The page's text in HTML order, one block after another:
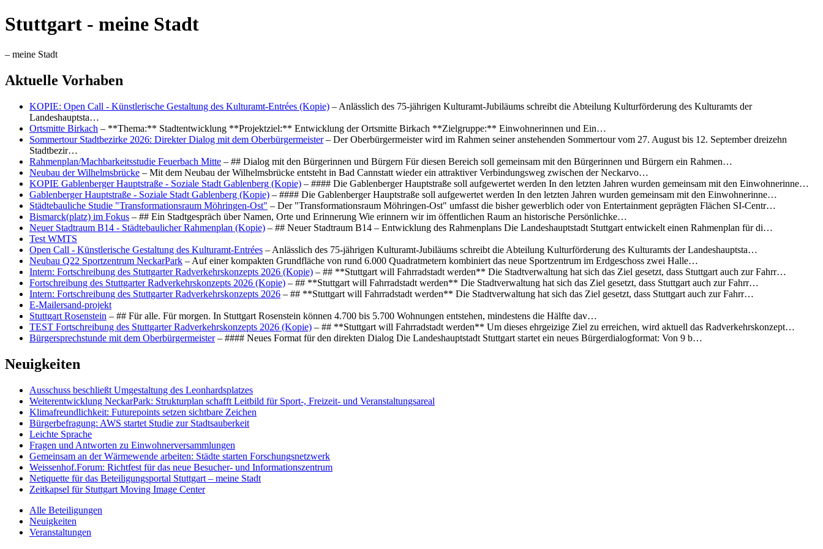
Stuttgart - meine Stadt
– meine Stadt
Aktuelle Vorhaben
KOPIE: Open Call - Künstlerische Gestaltung des Kulturamt-Entrées (Kopie) – Anlässlich des 75-jährigen Kulturamt-Jubiläums schreibt die Abteilung Kulturförderung des Kulturamts der
Landeshauptsta…
Ortsmitte Birkach – **Thema:** Stadtentwicklung **Projektziel:** Entwicklung der Ortsmitte Birkach **Zielgruppe:** Einwohnerinnen und Ein…
Sommertour Stadtbezirke 2026: Direkter Dialog mit dem Oberbürgermeister– Der Oberbürgermeister wird im Rahmen seiner anstehenden Sommertour vom 27. August bis 12. September dreizehn
Stadtbezir…
Rahmenplan/Machbarkeitsstudie Feuerbach Mitte – ## Dialog mit den Bürgerinnen und Bürgern Für diesen Bereich soll gemeinsam mit den Bürgerinnen und Bürgern ein Rahmen…
Neubau der Wilhelmsbrücke – Mit dem Neubau der Wilhelmsbrücke entsteht in Bad Cannstatt wieder ein attraktiver Verbindungsweg zwischen der Neckarvo…
KOPIE Gablenberger Hauptstraße - Soziale Stadt Gablenberg (Kopie) – #### Die Gablenberger Hauptstraße soll aufgewertet werden In den letzten Jahren wurden gemeinsam mit den Einwohnerinne…
Gablenberger Hauptstraße - Soziale Stadt Gablenberg (Kopie) – #### Die Gablenberger Hauptstraße soll aufgewertet werden In den letzten Jahren wurden gemeinsam mit den Einwohnerinne…
Städtebauliche Studie "Transformationsraum Möhringen-Ost" – Der "Transformationsraum Möhringen-Ost" umfasst die bisher gewerblich oder von Entertainment geprägten Flächen SI-Centr…
Bismarck(platz) im Fokus – ## Ein Stadtgespräch über Namen, Orte und Erinnerung Wie erinnern wir im öffentlichen Raum an historische Persönlichke…
Neuer Stadtraum B14 - Städtebaulicher Rahmenplan (Kopie) – ## Neuer Stadtraum B14 – Entwicklung des Rahmenplans Die Landeshauptstadt Stuttgart entwickelt einen Rahmenplan für di…
Test WMTS
Open Call - Künstlerische Gestaltung des Kulturamt-Entrées – Anlässlich des 75-jährigen Kulturamt-Jubiläums schreibt die Abteilung Kulturförderung des Kulturamts der Landeshauptsta…
Neubau Q22 Sportzentrum NeckarPark – Auf einer kompakten Grundfläche von rund 6.000 Quadratmetern kombiniert das neue Sportzentrum im Erdgeschoss zwei Halle…
Intern: Fortschreibung des Stuttgarter Radverkehrskonzepts 2026 (Kopie) – ## **Stuttgart will Fahrradstadt werden** Die Stadtverwaltung hat sich das Ziel gesetzt, dass Stuttgart auch zur Fahrr…
Fortschreibung des Stuttgarter Radverkehrskonzepts 2026 (Kopie) – ## **Stuttgart will Fahrradstadt werden** Die Stadtverwaltung hat sich das Ziel gesetzt, dass Stuttgart auch zur Fahrr…
Intern: Fortschreibung des Stuttgarter Radverkehrskonzepts 2026 – ## **Stuttgart will Fahrradstadt werden** Die Stadtverwaltung hat sich das Ziel gesetzt, dass Stuttgart auch zur Fahrr…
E-Mailersand-projekt
Stuttgart Rosenstein – ## Für alle. Für morgen. In Stuttgart Rosenstein können 4.700 bis 5.700 Wohnungen entstehen, mindestens die Hälfte dav…
TEST Fortschreibung des Stuttgarter Radverkehrskonzepts 2026 (Kopie) – ## **Stuttgart will Fahrradstadt werden** Um dieses ehrgeizige Ziel zu erreichen, wird aktuell das Radverkehrskonzept…
Bürgersprechstunde mit dem Oberbürgermeister– #### Neues Format für den direkten Dialog Die Landeshauptstadt Stuttgart startet ein neues Bürgerdialogformat: Von 9 b…
Neuigkeiten
Ausschuss beschließt Umgestaltung des Leonhards­platzes
Weiterentwicklung NeckarPark: Strukturplan schafft Leitbild für Sport-, Freizeit- und Veranstaltungsareal
Klimafreundlichkeit: Futurepoints setzen sichtbare Zeichen
Bürgerbefragung: AWS startet Studie zur Stadtsauberkeit
Leichte Sprache
Fragen und Antworten zu Einwohnerversammlungen
Gemeinsam an der Wärmewende arbeiten: Städte starten Forschungsnetzwerk
Weissenhof.Forum: Richtfest für das neue Besucher- und Informationszentrum
Netiquette für das Beteiligungsportal Stuttgart – meine Stadt
Zeitkapsel für Stuttgart Moving Image Center
Alle Beteiligungen
Neuigkeiten
Veranstaltungen